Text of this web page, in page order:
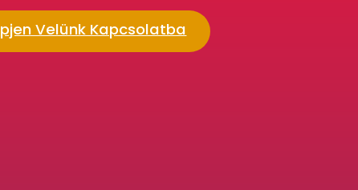
Velünk Kapcsolatba